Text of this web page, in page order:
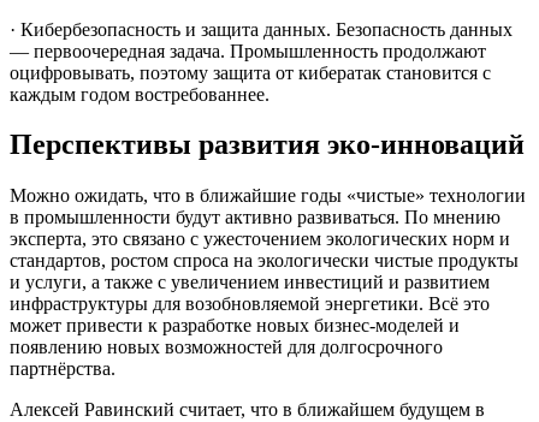
· Кибербезопасность и защита данных. Безопасность данных
— первоочередная задача. Промышленность продолжают
оцифровывать, поэтому защита от кибератак становится с
каждым годом востребованнее.
Перспективы развития эко-инноваций
Можно ожидать, что в ближайшие годы «чистые» технологии
в промышленности будут активно развиваться. По мнению
эксперта, это связано с ужесточением экологических норм и
стандартов, ростом спроса на экологически чистые продукты
и услуги, а также с увеличением инвестиций и развитием
инфраструктуры для возобновляемой энергетики. Всё это
может привести к разработке новых бизнес-моделей и
появлению новых возможностей для долгосрочного
партнёрства.
Алексей Равинский считает, что в ближайшем будущем в